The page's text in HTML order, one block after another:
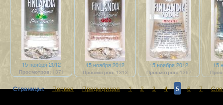
15 ноября 2012
Просмотров:1371
15 ноября 2012
Просмотров:1313
15 ноября 2012
Просмотров:1367
15
Страницы: Первая Предыдущая 1 2 3 4 5 6 7